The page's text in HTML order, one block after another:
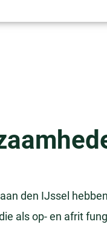
den IJssel
als op- en afrit